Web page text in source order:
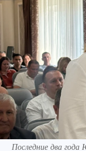
Последние два